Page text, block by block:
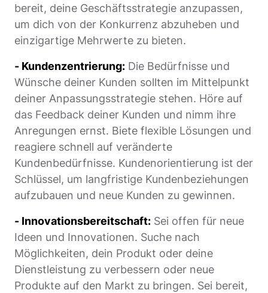
bereit, deine Geschäftsstrategie anzupassen,
um dich von der Konkurrenz abzuheben und
einzigartige Mehrwerte zu bieten.
- Kundenzentrierung: Die Bedürfnisse und
Wünsche deiner Kunden sollten im Mittelpunkt
deiner Anpassungsstrategie stehen. Höre auf
das Feedback deiner Kunden und nimm ihre
Anregungen ernst. Biete flexible Lösungen und
reagiere schnell auf veränderte
Kundenbedürfnisse. Kundenorientierung ist der
Schlüssel, um langfristige Kundenbeziehungen
aufzubauen und neue Kunden zu gewinnen.
- Innovationsbereitschaft: Sei offen für neue
Ideen und Innovationen. Suche nach
Möglichkeiten, dein Produkt oder deine
Dienstleistung zu verbessern oder neue
Produkte auf den Markt zu bringen. Sei bereit,